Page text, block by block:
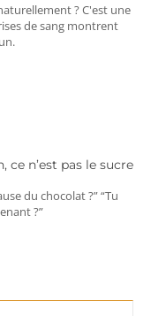
? C'est une
de sang montrent
ce n’est pas le sucre
du chocolat ?” “Tu
?”